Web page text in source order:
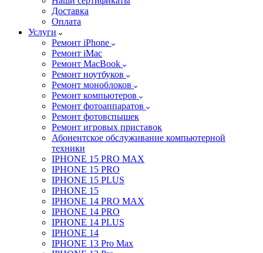
Доставка
Оплата
Услуги
Ремонт iPhone
Ремонт iMac
Ремонт MacBook
Ремонт ноутбуков
Ремонт моноблоков
Ремонт компьютеров
Ремонт фотоаппаратов
Ремонт фотовспышек
Ремонт игровых приставок
Абонентское обслуживание компьютерной
техники
IPHONE 15 PRO MAX
IPHONE 15 PRO
IPHONE 15 PLUS
IPHONE 15
IPHONE 14 PRO MAX
IPHONE 14 PRO
IPHONE 14 PLUS
IPHONE 14
IPHONE 13 Pro Max